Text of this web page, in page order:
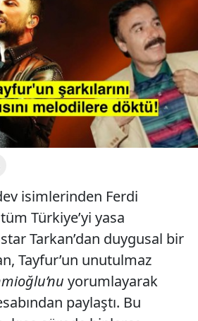
isimlerinden Ferdi
Türkiye’yi yasa
Tarkan’dan duygusal bir
Tayfur’un unutulmaz
yorumlayarak
paylaştı. Bu